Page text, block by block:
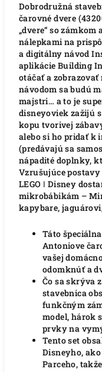
Dobrodružná
čarovné dvere
„dvere“ so
nálepkami na
a digitálny návod
aplikácie Building
otáčať a
návodom sa budú
majstri… a to je
disneyoviek zažijú
kopu tvorivej
alebo si ho pridať k
(predávajú sa
nápadité doplnky,
Vzrušujúce postavy
LEGO ǀ Disney
mikrobábikám –
kapybare,
Táto
Antoniove
vašej
odomknúť a
Čo sa skrýva
stavebnica
funkčným
model, hárok
prvky na
Tento set
Disneyho,
Parceho,